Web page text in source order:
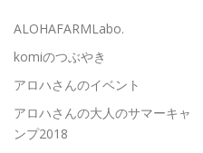
ALOHAFARMLabo.
komiのつぶやき
アロハさんのイベント
アロハさんの大人のサマーキャ
ンプ2018